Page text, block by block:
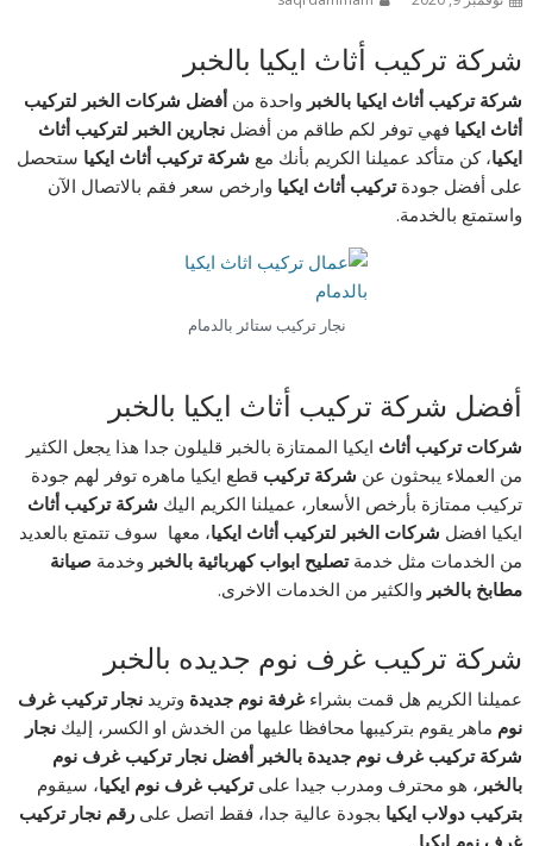
شركة تركيب أثاث ايكيا بالخبر
شركة تركيب أثاث ايكيا بالخبر واحدة منأفضل شركات الخبر لتركيب
أثاث ايكيا فهي توفر لكم طاقم من أفضلنجارين الخبر لتركيب أثاث
ايكيا، كن متأكد عميلنا الكريم بأنك مع شركة تركيب أثاث ايكيا ستحصل
على أفضل جودةتركيب أثاث ايكيا وارخص سعر فقم بالاتصال الآن
واستمتع بالخدمة.
نجار تركيب ستائر بالدمام
أفضل شركة تركيب أثاث ايكيا بالخبر
شركات تركيب أثاث ايكيا الممتازة بالخبر قليلون جدا هذا يجعل الكثير
من العملاء يبحثون عن شركة تركيب قطع ايكيا ماهره توفر لهم جودة
تركيب ممتازة بأرخص الأسعار، عميلنا الكريم اليك شركة تركيب أثاث
ايكيا افضل شركات الخبر لتركيب أثاث ايكيا، معها سوف تتمتع بالعديد
من الخدمات مثل خدمةتصليح ابواب كهربائية بالخبر وخدمةصيانة
مطابخ بالخبر والكثير من الخدمات الاخرى.
شركة تركيب غرف نوم جديده بالخبر
عميلنا الكريم هل قمت بشراءغرفة نوم جديدة وتريدنجار تركيب غرف
نوم ماهر يقوم بتركيبها محافظا عليها من الخدش او الكسر، إليكنجار
شركة تركيب غرف نوم جديدة بالخبر أفضل نجار تركيب غرف نوم
بالخبر ، هو محترف ومدرب جيدا علىتركيب غرف نوم ايكيا، سيقوم
بتركيب دولاب ايكيا بجودة عالية جدا، فقط اتصل علىرقم نجار تركيب
غرف نوم ايكيا.